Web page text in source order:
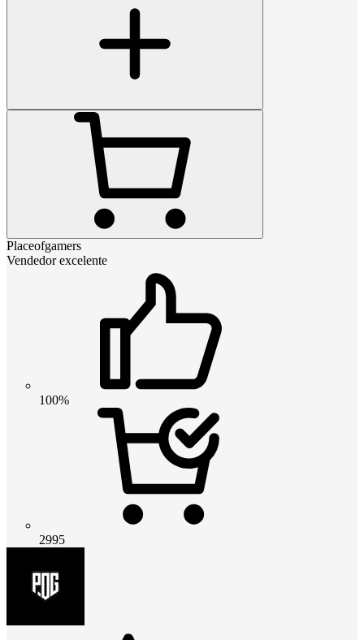
Placeofgamers
Vendedor excelente
100%
2995